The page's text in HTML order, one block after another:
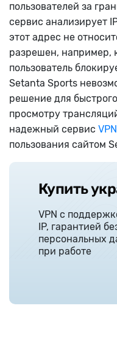
пользователей за
сервис анализирует
этот адрес не
разрешен, например,
пользователь
Setanta Sports
решение для
просмотру
надежный сервис
пользования сайтом
Купить
VPN с
IP, гарантией
персональных
при работе